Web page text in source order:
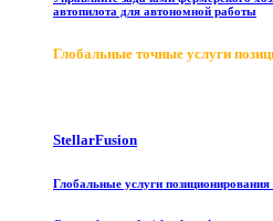
автопилота для автономной работы
Глобальные точные услуги
StellarFusion
Глобальные услуги